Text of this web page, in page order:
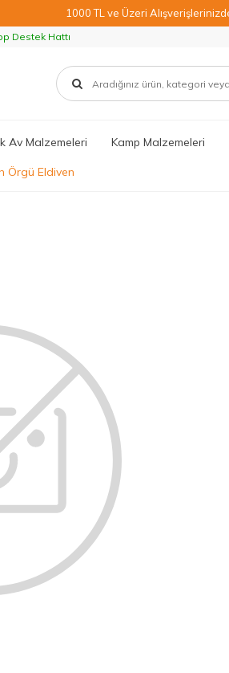
1000 TL ve Üzeri
Destek Hattı
Av Malzemeleri Kamp Malzemeleri
Örgü Eldiven